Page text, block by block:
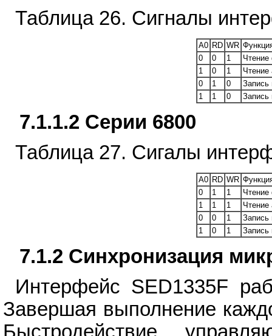
Таблица 26. Сигналы
A0 RD WR
0
0 1
Чтение
1
0 1
Чтение
0
1 0
Запись
1
1 0 Запись
7.1.1.2 Серии 6800
Таблица 27. Сигалы
A0 RD WR
0
1 1
Чтение
1
1 1
Чтение
0
0 1
Запись
1
0 1 Запись
7.1.2 Синхронизация
Интерфейс SED1335F
Завершая выполнение